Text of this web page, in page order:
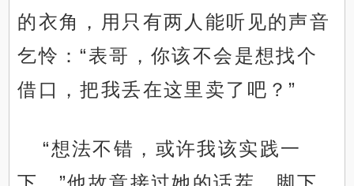
的衣角，用只有两人能听见的声音
乞怜：“表哥，你该不会是想找个
借口，把我丢在这里卖了吧？”
“想法不错，或许我该实践一